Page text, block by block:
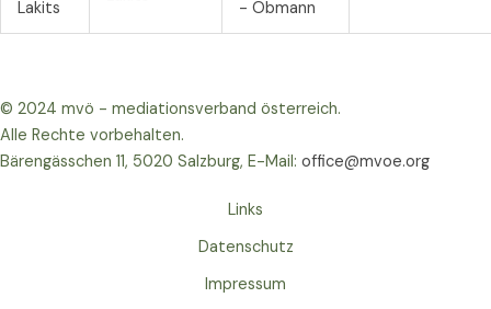
- Obmann
© 2024 mvö - mediationsverband österreich.
Alle Rechte vorbehalten.
Bärengässchen 11, 5020 Salzburg, E-Mail: office@mvoe.org
Links
Datenschutz
Impressum